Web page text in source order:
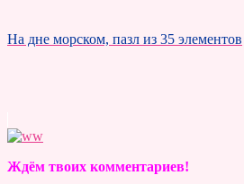
На дне морском, пазл из 35 элементов
Ждём твоих комментариев!